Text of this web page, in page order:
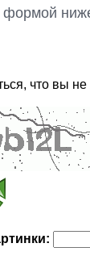
формой
что вы не